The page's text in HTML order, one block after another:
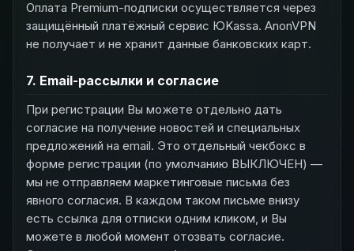
Оплата Premium-подписки осуществляется через
защищённый платёжный сервис ЮKassa. AnonVPN
не получает и не хранит данные банковских карт.
7. Email-рассылки и согласие
При регистрации Вы можете отдельно дать
согласие на получение новостей и специальных
предложений на email. Это отдельный чекбокс в
форме регистрации (по умолчанию ВЫКЛЮЧЕН) —
мы не отправляем маркетинговые письма без
явного согласия. В каждом таком письме внизу
есть ссылка для отписки одним кликом, и Вы
можете в любой момент отозвать согласие.